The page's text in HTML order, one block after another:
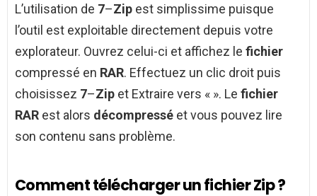
L’utilisation de 7–Zip est simplissime puisque
l’outil est exploitable directement depuis votre
explorateur. Ouvrez celui-ci et affichez le fichier
compressé en RAR. Effectuez un clic droit puis
choisissez 7–Zip et Extraire vers « ». Le fichier
RAR est alors décompressé et vous pouvez lire
son contenu sans problème.
Comment télécharger un fichier Zip ?